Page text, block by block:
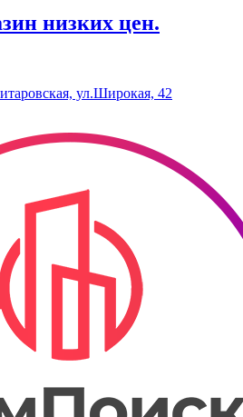
низких цен.
ул.Широкая, 42